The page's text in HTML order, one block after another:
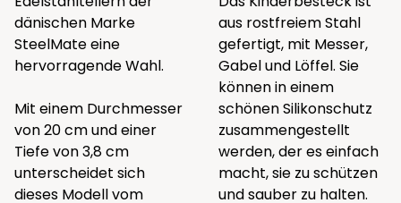
dänischen Marke
SteelMate eine
hervorragende Wahl.
Mit einem Durchmesser
von 20 cm und einer
Tiefe von 3,8 cm
unterscheidet sich
dieses Modell vom
aus rostfreiem Stahl
gefertigt, mit Messer,
Gabel und Löffel. Sie
können in einem
schönen Silikonschutz
zusammengestellt
werden, der es einfach
macht, sie zu schützen
und sauber zu halten.